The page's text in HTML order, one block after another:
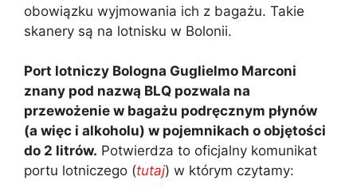
obowiązku wyjmowania ich z bagażu. Takie
skanery są na lotnisku w Bolonii.
Port lotniczy Bologna Guglielmo Marconi
znany pod nazwą BLQ pozwala na
przewożenie w bagażu podręcznym płynów
(a więc i alkoholu) w pojemnikach o objętości
do 2 litrów. Potwierdza to oficjalny komunikat
portu lotniczego (tutaj) w którym czytamy: